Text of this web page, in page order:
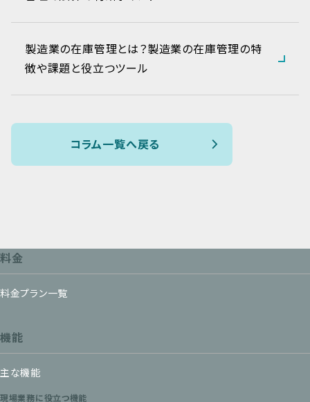
製造業の在庫管理とは？製造業の在庫管理の特
徴や課題と役立つツール
コラム一覧へ戻る
料金
料金プラン一覧
機能
主な機能
現場業務に役立つ機能